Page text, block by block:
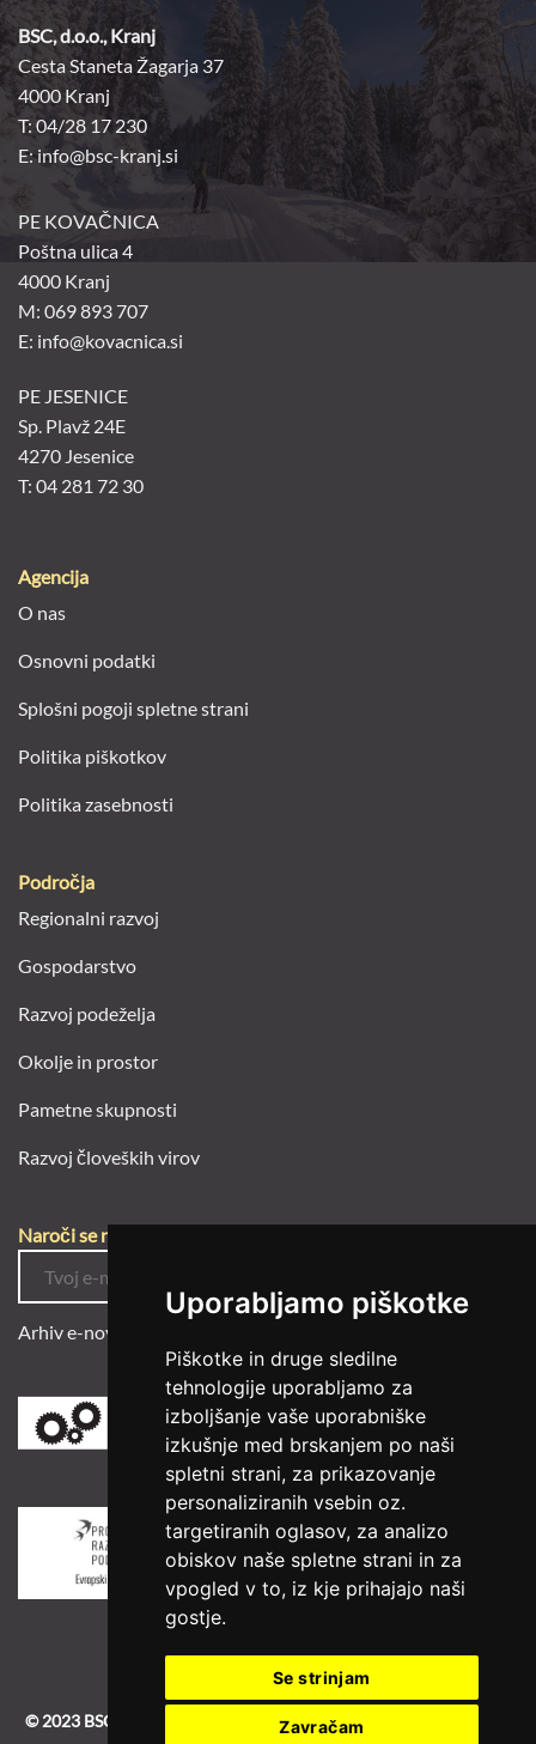
Uporabljamo piškotke
Piškotke in druge sledilne
tehnologije uporabljamo za
izboljšanje vaše uporabniške
izkušnje med brskanjem po naši
spletni strani, za prikazovanje
personaliziranih vsebin oz.
targetiranih oglasov, za analizo
obiskov naše spletne strani in za
vpogled v to, iz kje prihajajo naši
gostje.
Se strinjam
Zavračam
BSC, d.o.o., Kranj
Cesta Staneta Žagarja 37
4000 Kranj
T: 04/28 17 230
E:info@bsc-kranj.si
PE KOVAČNICA
Poštna ulica 4
4000 Kranj
M: 069 893 707
E: info@kovacnica.si
PE JESENICE
Sp. Plavž 24E
4270 Jesenice
T: 04 281 72 30
Agencija
O nas
Osnovni podatki
Splošni pogoji spletne strani
Politika piškotkov
Politika zasebnosti
Področja
Regionalni razvoj
Gospodarstvo
Razvoj podeželja
Okolje in prostor
Pametne skupnosti
Razvoj človeških virov
Naroči se na e-novice
Arhiv e-novic
© 2023 BSC Izdelava spletne strani